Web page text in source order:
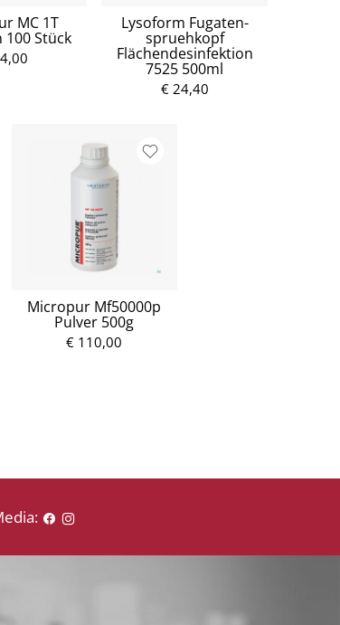
MC 1T
Stück
Lysoform Fugaten-
spruehkopf
Flächendesinfektion
7525 500ml
€ 24,40
Micropur Mf50000p
Pulver 500g
€ 110,00